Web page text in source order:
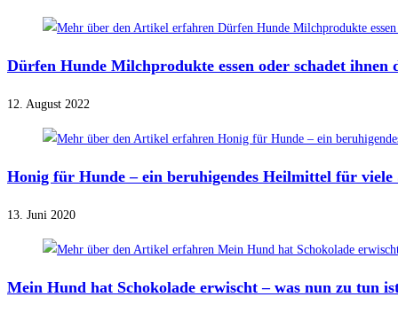
Dürfen Hunde Milchprodukte essen oder schadet ihnen
12. August 2022
Honig für Hunde – ein beruhigendes Heilmittel für viele
13. Juni 2020
Mein Hund hat Schokolade erwischt – was nun zu tun